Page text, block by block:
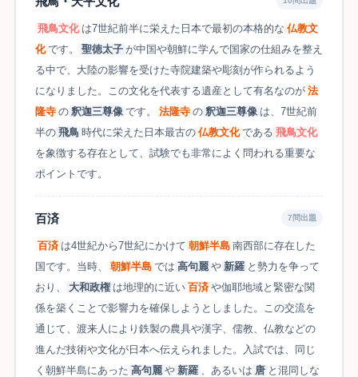
飛鳥文化 は7世紀前半に栄えた日本で最初の本格的な 仏教文
化 です。 聖徳太子 が中国や朝鮮に学んで国家の仕組みを整え
る中で、大陸の影響を受けた寺院建築や彫刻が作られるよう
になりました。この文化を代表する遺産として有名なのが 法
隆寺 の 釈迦三尊像 です。 法隆寺 の 釈迦三尊像 は、7世紀前
半の 飛鳥 時代に栄えた日本最古の 仏教文化 である 飛鳥文化
を象徴する存在として、試験でも非常によく問われる重要な
ポイントです。
百済 7問出題
百済 は4世紀から7世紀にかけて 朝鮮半島 南西部に存在した
国です。当時、
朝鮮半島 では 高句麗 や 新羅 と勢力を争って
おり、
大和政権 は地理的に近い 百済 や伽耶地域と緊密な関
係を築くことで影響力を確保しようとしました。この交流を
通じて、渡来人により鉄製の農具や漢字、儒教、仏教などの
進んだ技術や文化が日本へ伝えられました。入試では、同じ
く朝鮮半島にあった 高句麗 や 新羅 、あるいは 唐 と混同しな